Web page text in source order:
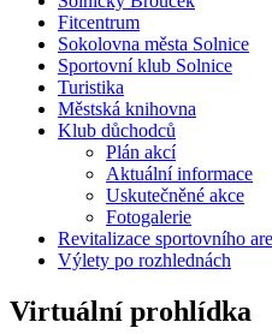
Fitcentrum
Sokolovna města Solnice
Sportovní klub Solnice
Turistika
Městská knihovna
Klub důchodců
Plán akcí
Aktuální informace
Uskutečněné akce
Fotogalerie
Revitalizace sportovního
Výlety po rozhlednách
Virtuální prohlídka